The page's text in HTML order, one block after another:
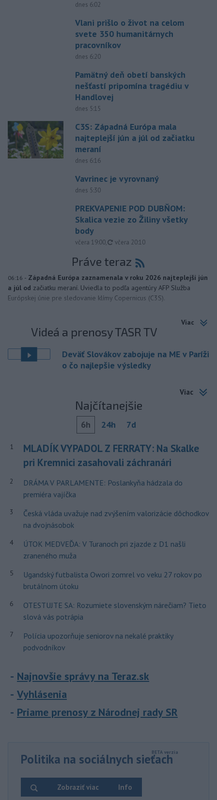
dnes 6:02
Vlani prišlo o život na celom
svete 350 humanitárnych
pracovníkov
dnes 6:20
Pamätný deň obetí banských
nešťastí pripomína tragédiu v
Handlovej
dnes 5:15
C3S: Západná Európa mala
najteplejší jún a júl od začiatku
meraní
dnes 6:16
Vavrinec je vyrovnaný
dnes 5:30
PREKVAPENIE POD DUBŇOM:
Skalica vezie zo Žiliny všetky
body
včera 19:00, aktualizované
včera 20:10
Práve teraz
06:16 - Západná Európa zaznamenala v roku 2026 najteplejší jún
a júl od začiatku meraní. Uviedla to podľa agentúry AFP Služba
Európskej únie pre sledovanie klímy Copernicus (C3S).
Viac
Videá a prenosy TASR TV
Deväť Slovákov zabojuje na ME v Paríži
o čo najlepšie výsledky
Viac
Najčítanejšie
6h 24h 7d
1
MLADÍK VYPADOL Z FERRATY: Na Skalke
pri Kremnici zasahovali záchranári
2
DRÁMA V PARLAMENTE: Poslankyňa hádzala do
premiéra vajíčka
3
Česká vláda uvažuje nad zvýšením valorizácie dôchodkov
na dvojnásobok
4
ÚTOK MEDVEĎA: V Turanoch pri zjazde z D1 našli
zraneného muža
5
Ugandský futbalista Owori zomrel vo veku 27 rokov po
brutálnom útoku
6
OTESTUJTE SA: Rozumiete slovenským nárečiam? Tieto
slová vás potrápia
7
Polícia upozorňuje seniorov na nekalé praktiky
podvodníkov
Najnovšie správy na Teraz.sk
Vyhlásenia
Priame prenosy z Národnej rady SR
Politika na sociálnych sieťach
Info
Zobraziť viac